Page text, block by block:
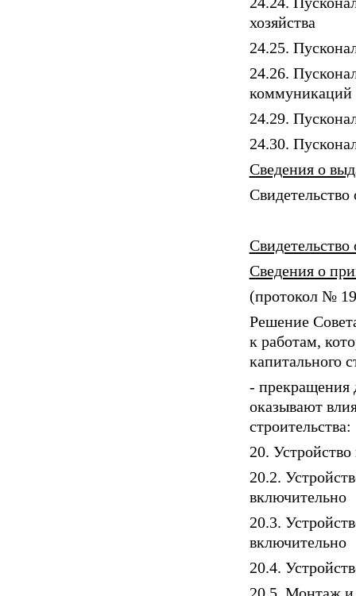
хозяйства
24.25.
24.26.
коммуникаций
24.29.
24.30.
Сведения о
Свидетельство
Сведения о
(протокол №
Решение
к работам,
капитального
- прекращения
оказывают
строительства:
20.
20.2.
включительно
20.3.
включительно
20.4.